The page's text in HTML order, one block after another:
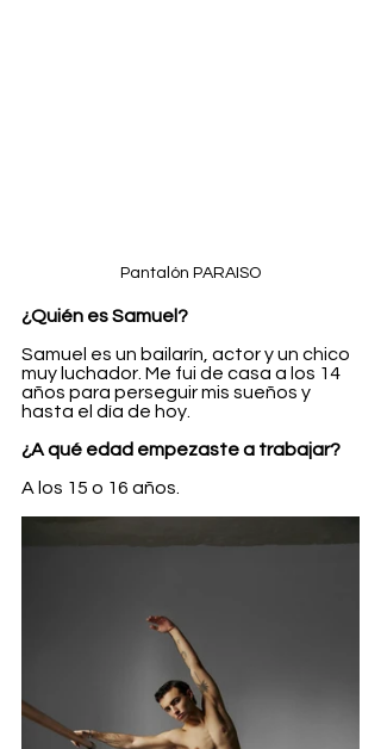
Pantalón PARAISO
¿Quién es Samuel?
Samuel es un bailarín, actor y un chico
muy luchador. Me fui de casa a los 14
años para perseguir mis sueños y
hasta el día de hoy.
¿A qué edad empezaste a trabajar?
A los 15 o 16 años.